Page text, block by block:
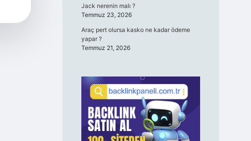
Jack nerenin malı ?
Temmuz 23, 2026
Araç pert olursa kasko ne kadar ödeme
yapar ?
Temmuz 21, 2026